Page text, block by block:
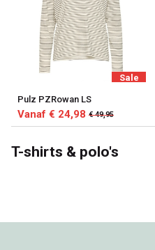
Sale
Pulz PZRowan LS
Vanaf € 24,98 € 49,95
T-shirts & polo's